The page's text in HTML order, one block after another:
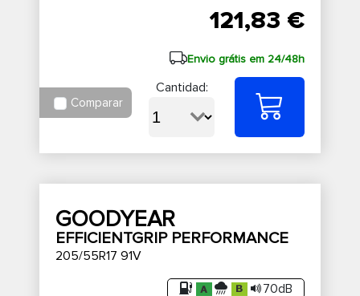
121,83 €
Envio grátis em 24/48h
Comparar
Cantidad:
GOODYEAR
EFFICIENTGRIP PERFORMANCE
205/55R17 91V
70dB